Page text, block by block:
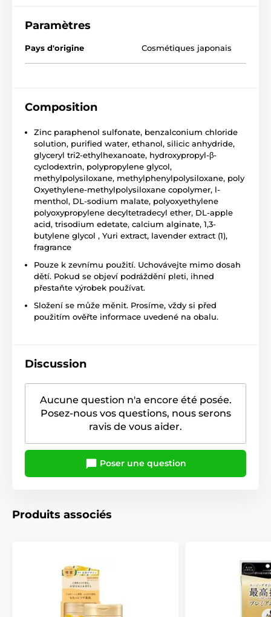
Paramètres
Pays d'origine Cosmétiques japonais
Composition
Zinc paraphenol sulfonate, benzalconium chloride
solution, purified water, ethanol, silicic anhydride,
glyceryl tri2-ethylhexanoate, hydroxypropyl-β-
cyclodextrin, polypropylene glycol,
methylpolysiloxane, methylphenylpolysiloxane, poly
Oxyethylene-methylpolysiloxane copolymer, l-
menthol, DL-sodium malate, polyoxyethylene
polyoxypropylene decyltetradecyl ether, DL-apple
acid, trisodium edetate, calcium alginate, 1,3-
butylene glycol , Yuri extract, lavender extract (1),
fragrance
Pouze k zevnímu použití. Uchovávejte mimo dosah
dětí. Pokud se objeví podráždění pleti, ihned
přestaňte výrobek používat.
Složení se může měnit. Prosíme, vždy si před
použitím ověřte informace uvedené na obalu.
Discussion
Aucune question n'a encore été posée.
Posez-nous vos questions, nous serons
ravis de vous aider.
Poser une question
Produits associés